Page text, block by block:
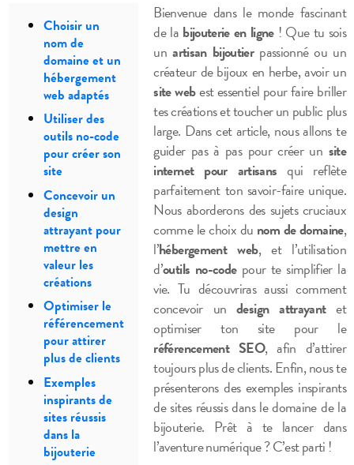
Choisir un
nom de
domaine et un
hébergement
web adaptés
Utiliser des
outils no-code
pour créer son
site
Concevoir un
design
attrayant pour
mettre en
valeur les
créations
Optimiser le
référencement
pour attirer
plus de clients
Exemples
inspirants de
sites réussis
dans la
bijouterie
Bienvenue dans le monde fascinant
de la bijouterie en ligne! Que tu sois
unartisan bijoutierpassionné ou un
créateur de bijoux en herbe, avoir un
site webest essentiel pour faire briller
tes créations et toucher un public plus
large. Dans cet article, nous allons te
guider pas à pas pour créer un site
internet pour artisans qui reflète
parfaitement ton savoir-faire unique.
Nous aborderons des sujets cruciaux
comme le choix du nom de domaine,
l’hébergement web, et l’utilisation
d’outils no-codepour te simplifier la
vie. Tu découvriras aussi comment
concevoir undesign attrayantet
optimiser ton site pour le
référencement SEO, afin d’attirer
toujours plus de clients. Enfin, nous te
présenterons des exemples inspirants
de sites réussis dans le domaine de la
bijouterie. Prêt à te lancer dans
l’aventure numérique ? C’est parti !